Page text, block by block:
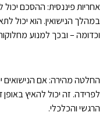
אחריות פיננסית: ההסכם
במהלך הנישואין. הוא יכול
וכדומה – ובכך למנוע
החלטה מהירה: אם הנישואים
לפרידה. זה יכול להאיץ
הרגשי והכלכלי.